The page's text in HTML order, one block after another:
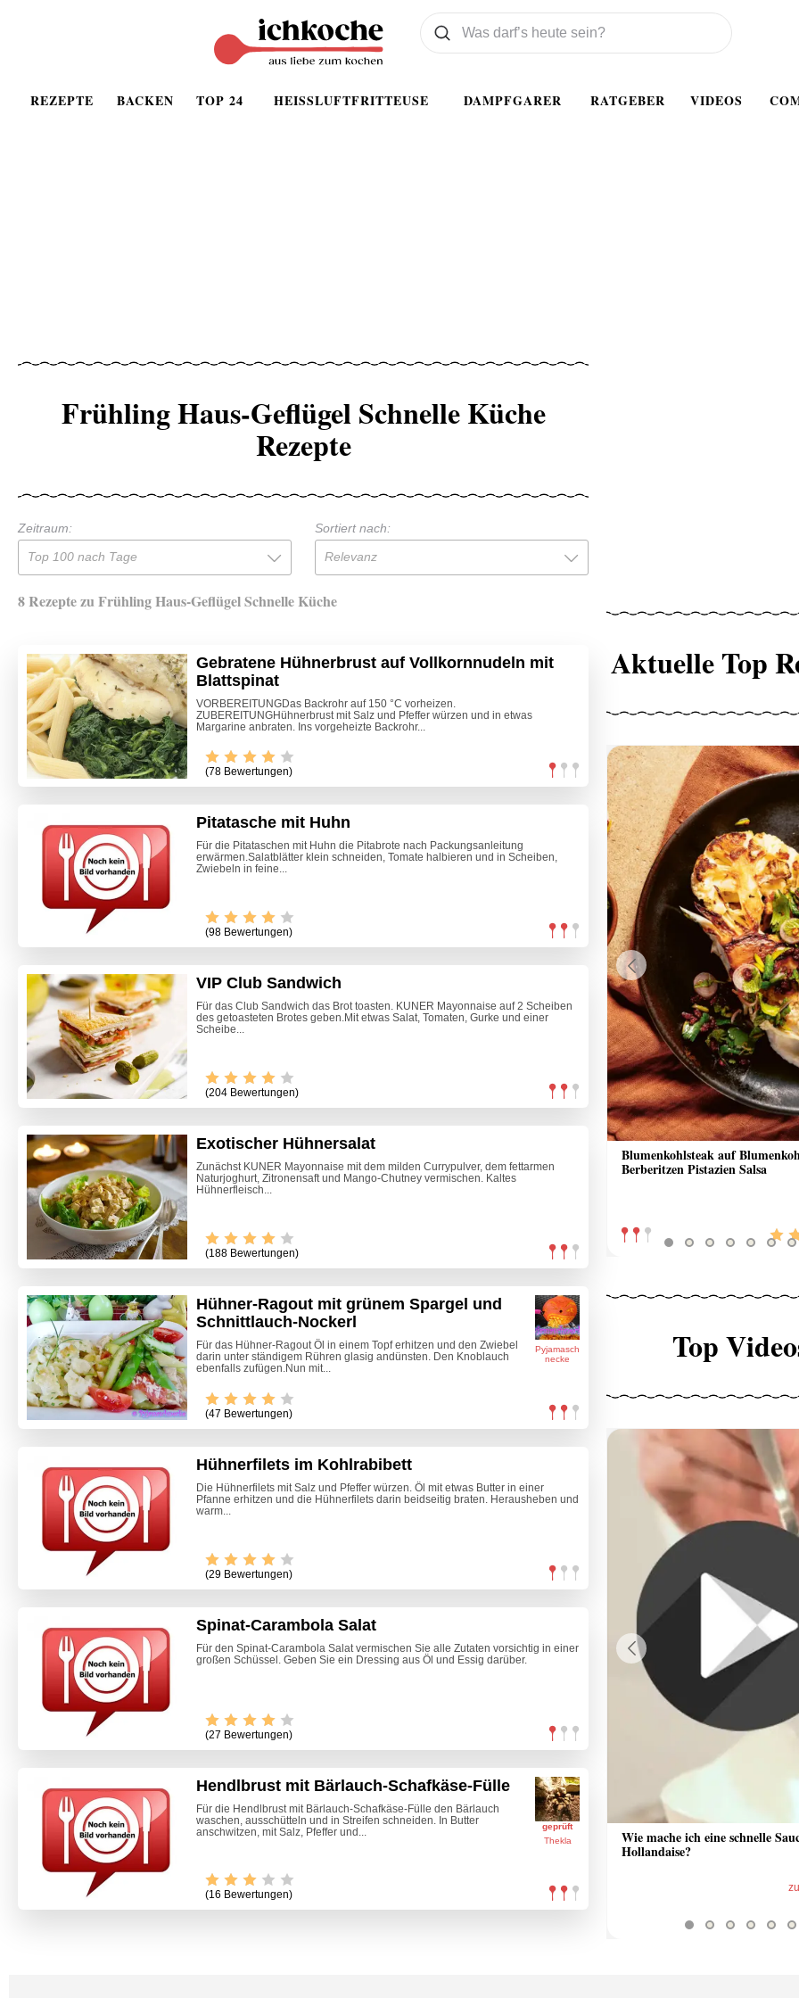
REZEPTE BACKEN TOP 24 HEISSLUFTFRITTEUSE DAMPFGARER RATGEBER VIDEOS
Was wollen Sie suchen
Suchen
Frühling Haus-Geflügel Schnelle Küche
Rezepte
Zeitraum:
Top 100 nach Tage
Sortiert nach:
Relevanz
8 Rezepte zu Frühling Haus-Geflügel Schnelle Küche
Gebratene Hühnerbrust auf Vollkornnudeln mit
Blattspinat
VORBEREITUNGDas Backrohr auf 150 °C vorheizen.
ZUBEREITUNGHühnerbrust mit Salz und Pfeffer würzen und in etwas
Margarine anbraten. Ins vorgeheizte Backrohr...
(78 Bewertungen)
Pitatasche mit Huhn
Für die Pitataschen mit Huhn die Pitabrote nach Packungsanleitung
erwärmen.Salatblätter klein schneiden, Tomate halbieren und in Scheiben,
Zwiebeln in feine...
(98 Bewertungen)
VIP Club Sandwich
Für das Club Sandwich das Brot toasten. KUNER Mayonnaise auf 2 Scheiben
des getoasteten Brotes geben.Mit etwas Salat, Tomaten, Gurke und einer
Scheibe...
(204 Bewertungen)
Exotischer Hühnersalat
Zunächst KUNER Mayonnaise mit dem milden Currypulver, dem fettarmen
Naturjoghurt, Zitronensaft und Mango-Chutney vermischen. Kaltes
Hühnerfleisch...
(188 Bewertungen)
Pyjamasch
necke
Hühner-Ragout mit grünem Spargel und
Schnittlauch-Nockerl
Für das Hühner-Ragout Öl in einem Topf erhitzen und den Zwiebel
darin unter ständigem Rühren glasig andünsten. Den Knoblauch
ebenfalls zufügen.Nun mit...
(47 Bewertungen)
Hühnerfilets im Kohlrabibett
Die Hühnerfilets mit Salz und Pfeffer würzen. Öl mit etwas Butter in einer
Pfanne erhitzen und die Hühnerfilets darin beidseitig braten. Herausheben und
warm...
(29 Bewertungen)
Spinat-Carambola Salat
Für den Spinat-Carambola Salat vermischen Sie alle Zutaten vorsichtig in einer
großen Schüssel. Geben Sie ein Dressing aus Öl und Essig darüber.
(27 Bewertungen)
geprüft
Thekla
Hendlbrust mit Bärlauch-Schafkäse-Fülle
Für die Hendlbrust mit Bärlauch-Schafkäse-Fülle den Bärlauch
waschen, ausschütteln und in Streifen schneiden. In Butter
anschwitzen, mit Salz, Pfeffer und...
(16 Bewertungen)
Aktuelle Top
Blumenkohlsteak auf
Berberitzen Pistazien Salsa
Marillen-Blitz-Dessert
Previous
Top
Wie mache ich eine schnelle
Hollandaise?
Video - Sauce aus Bratrückstand
zum Video
Previous